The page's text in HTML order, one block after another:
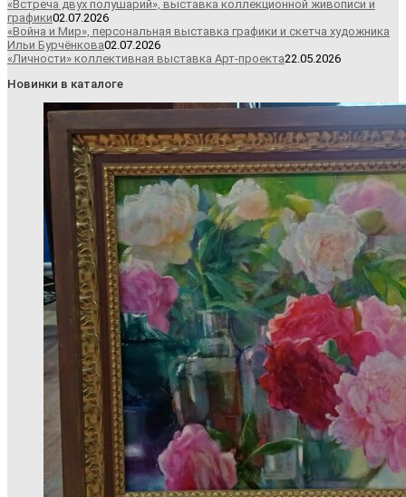
«Встреча двух полушарий», выставка коллекционной живописи и
графики02.07.2026
«Война и Мир», персональная выставка графики и скетча художника
Ильи Бурчёнкова02.07.2026
«Личности» коллективная выставка Арт-проекта22.05.2026
Новинки в каталоге